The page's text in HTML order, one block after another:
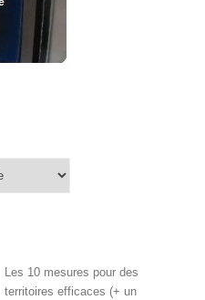
Les 10 mesures pour des
territoires efficaces (+ un